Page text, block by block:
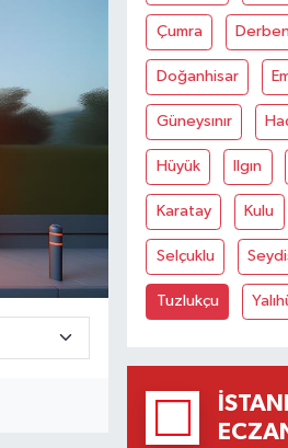
Çumra
Doğanhisar
Güneysınır
Hüyük Ilgın
Karatay Kulu
Selçuklu
Tuzlukçu